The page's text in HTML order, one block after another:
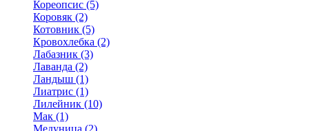
Кореопсис (5)
Коровяк (2)
Котовник (5)
Кровохлебка (2)
Лабазник (3)
Лаванда (2)
Ландыш (1)
Лиатрис (1)
Лилейник (10)
Мак (1)
Медуница (2)